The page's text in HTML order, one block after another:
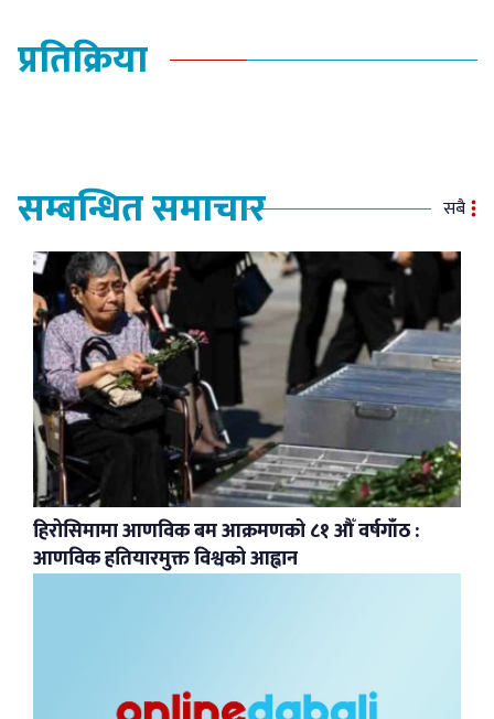
प्रतिक्रिया
सम्बन्धित समाचार सबै
हिरोसिमामा आणविक बम आक्रमणको ८१ औँ वर्षगाँठ :
आणविक हतियारमुक्त विश्वको आह्वान